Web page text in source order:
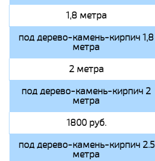
1,8 метра
под дерево-камень-кирпич 1,8
метра
2 метра
под дерево-камень-кирпич 2
метра
1800 руб.
под дерево-камень-кирпич 2.5
метра